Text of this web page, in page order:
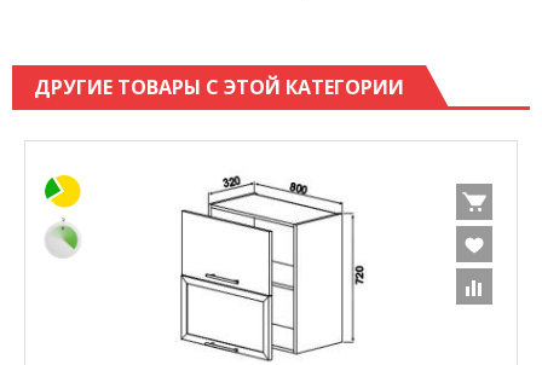
ДРУГИЕ ТОВАРЫ С ЭТОЙ КАТЕГОРИИ